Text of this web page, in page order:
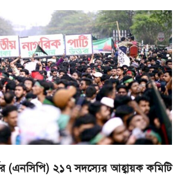
(এনসিপি) ২১৭ সদস্যের আহ্বায়ক কমিটি